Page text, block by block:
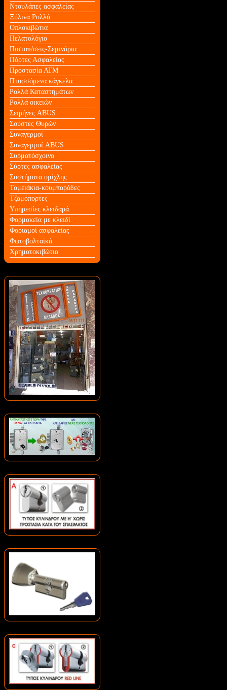
Ντουλάπες ασφαλείας
Ξύλινα Ρολλά
Οπλοκιβώτια
Πελατολόγιο
Πιστοπ/σεις-Σεμινάρια
Πόρτες Ασφαλείας
Προστασία ΑΤΜ
Πτυσσόμενα κάγκελα
Ρολλά Καταστημάτων
Ρολλά οικειών
Σειρήνες ABUS
Σούστες Θυρών
Συναγερμοί
Συναγερμοί ABUS
Συρματόσχοινα
Σύρτες ασφαλείας
Συστήματα ομίχλης
Ταμειάκια-κουμπαράδες
Τζαμόπορτες
Υπηρεσίες κλειδαρά
Φαρμακεία με κλειδί
Φοριαμοί ασφαλείας
Φωτοβολταϊκά
Χρηματοκιβώτια